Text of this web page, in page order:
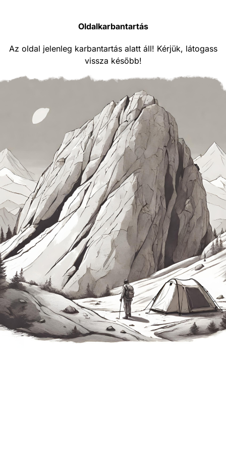
Oldalkarbantartás
Az oldal jelenleg karbantartás alatt áll! Kérjük, látogass
vissza később!